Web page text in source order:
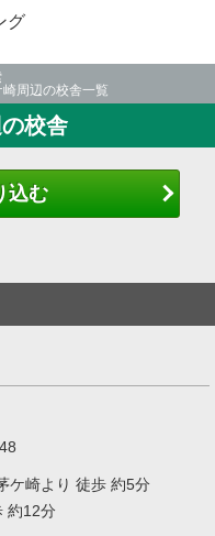
グ
崎周辺の校舎一覧
校舎
込む
ケ崎より 徒歩 約5分
約12分